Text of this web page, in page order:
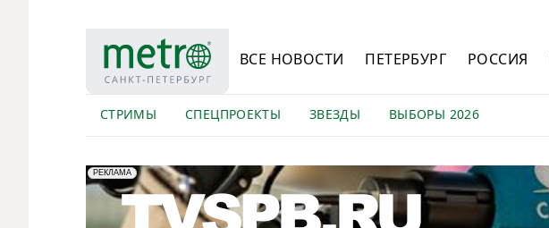
ВСЕ НОВОСТИ ПЕТЕРБУРГ РОССИЯ
СТРИМЫ СПЕЦПРОЕКТЫ ЗВЕЗДЫ ВЫБОРЫ 2026
erid: LdtCK5Efv
РЕКЛАМА
АО "ГАТР", ИНН: 7841320717